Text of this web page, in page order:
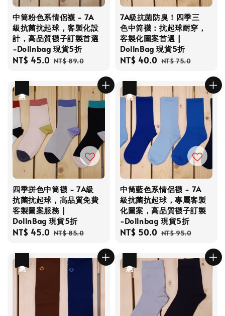
中筒粉色系情侶襪 - 7A
級抗菌抗起球，客製化設
計，高品質襪子訂製首選
-Dollnbag 現貨5折
Sale
NT$ 45.0 Regular
NT$ 89.0
7A級抗菌防臭！四季三
色中筒襪：抗起球耐穿，
客製化圖案首選 |
DollnBag 現貨5折
Sale
NT$ 40.0 Regular
NT$ 75.0
四季拼色中筒襪 - 7A級
抗菌抗起球，高品質免費
客製圖案服務 |
DollnBag 現貨5折
Sale
NT$ 45.0 Regular
NT$ 85.0
中筒藍色系情侶襪 - 7A
級抗菌抗起球，專屬客製
化圖案，高品質襪子訂製
-Dollnbag 現貨5折
Sale
NT$ 50.0 Regular
NT$ 95.0